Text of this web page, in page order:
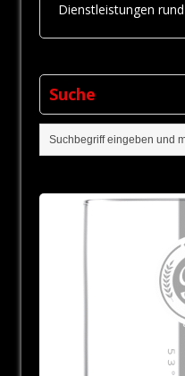
Dienstleistungen
Suche